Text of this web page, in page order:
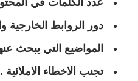
دور الروابط الخارجية
المواضيع التي يبحث
تجنب الاخطاء الاملائية .